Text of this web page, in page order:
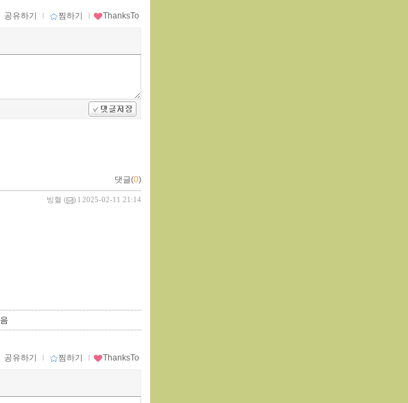
공유하기 ｌ 찜하기 ｌ ThanksTo
댓글(0)
빙혈 ( ) l 2025-02-11 21:14
공유하기 ｌ 찜하기 ｌ ThanksTo